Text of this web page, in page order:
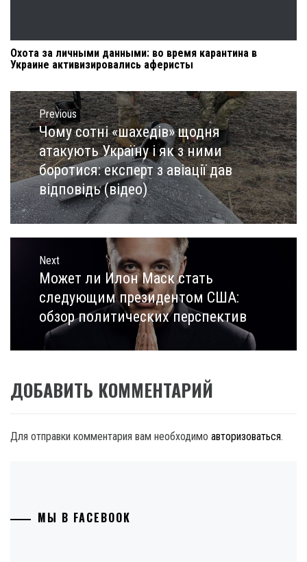
Охота за личными данными: во время карантина в
Украине активизировались аферисты
Навигация
по
записям
Previous
Previous
post:
Чому сотні «шахедів» щодня
атакують Україну і як з ними
боротися: експерт з авіації дав
відповідь (відео)
Next
Next
post:
Может ли Илон Маск стать
следующим президентом США:
обзор политических перспектив
ДОБАВИТЬ КОММЕНТАРИЙ
Для отправки комментария вам необходимо авторизоваться.
МЫ В FACEBOOK